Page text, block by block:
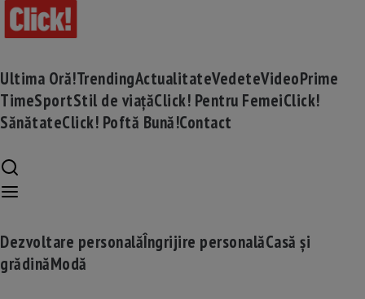
Ultima Oră!TrendingActualitateVedeteVideoPrime
TimeSportStil de viațăClick! Pentru FemeiClick!
SănătateClick! Poftă Bună!Contact
Dezvoltare personalăÎngrijire personalăCasă și
grădinăModă